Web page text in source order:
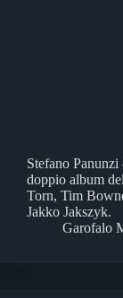
Stefano
doppio album
Torn, Tim
Jakko Jakszyk.
Garofalo